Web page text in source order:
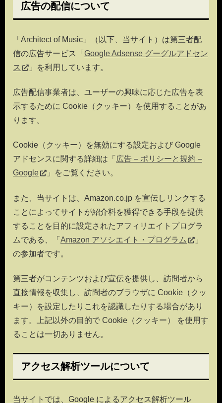
広告の配信について
「Architect of Music」（以下、当サイト）は第三者配
信の広告サービス「 Google Adsense グーグルアドセン
ス
」を利用しています。
広告配信事業者は、ユーザーの興味に応じた広告を表
示するために Cookie（クッキー）を使用することがあ
ります。
Cookie（クッキー）を無効にする設定および Google
アドセンスに関する詳細は「 広告 – ポリシーと規約 –
Google
」をご覧ください。
また、当サイトは、Amazon.co.jp を宣伝しリンクする
ことによってサイトが紹介料を獲得できる手段を提供
することを目的に設定されたアフィリエイトプログラ
ムである、「 Amazon アソシエイト・プログラム
」
の参加者です。
第三者がコンテンツおよび宣伝を提供し、訪問者から
直接情報を収集し、訪問者のブラウザに Cookie（クッ
キー）を設定したりこれを認識したりする場合があり
ます。上記以外の目的で Cookie（クッキー） を使用す
ることは一切ありません。
アクセス解析ツールについて
当サイトでは、Google によるアクセス解析ツール